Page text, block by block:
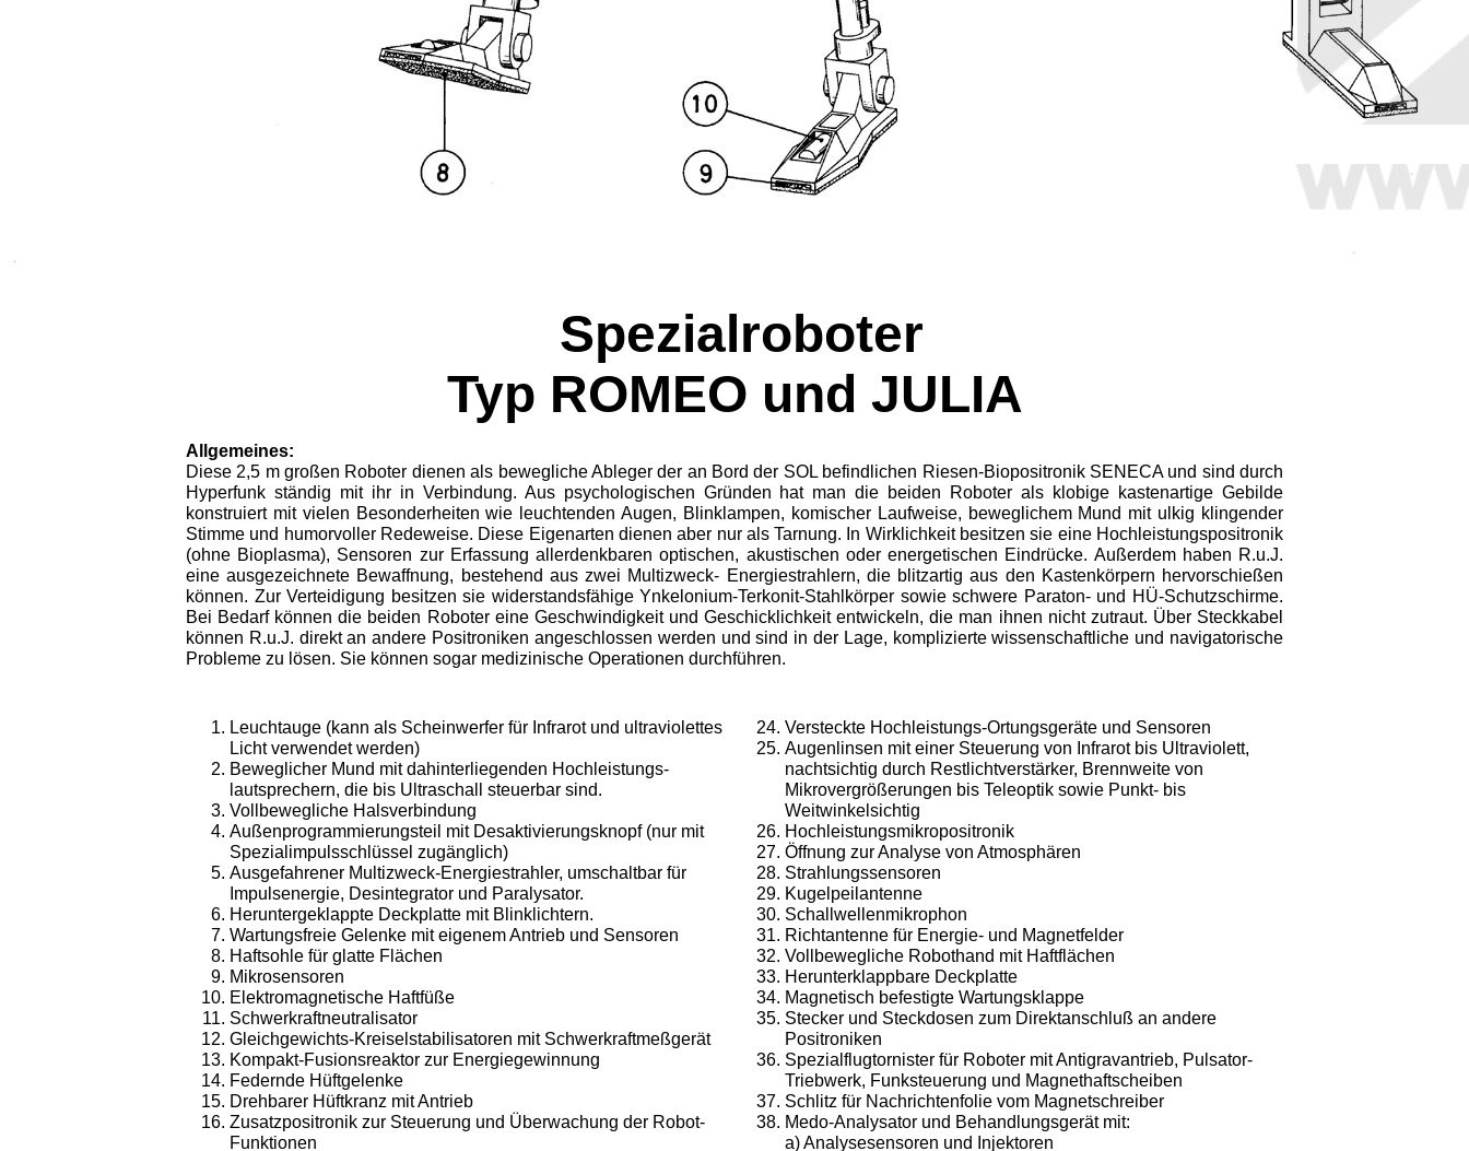
Spezialroboter
Typ ROMEO und JULIA
Allgemeines:
Diese 2,5 m großen Roboter dienen als bewegliche Ableger der an Bord der SOL befindlichen Riesen-Biopositronik SENECA und sind durch
Hyperfunk ständig mit ihr in Ver­bindung. Aus psychologischen Gründen hat man die beiden Roboter als klobige kastenartige Gebilde
konstruiert mit vielen Besonderheiten wie leuchtenden Augen, Blinklampen, komischer Laufweise, beweglichem Mund mit ulkig klingen­der
Stimme und humorvoller Redeweise. Diese Eigenarten dienen aber nur als Tarnung. In Wirklichkeit besitzen sie eine Hochleistungspositronik
(ohne Bioplasma), Sensoren zur Erfassung allerdenkbaren optischen, akustischen oder ener­getischen Eindrücke. Außerdem haben R.u.J.
eine ausge­zeichnete Bewaffnung, bestehend aus zwei Multizweck- Energiestrahlern, die blitzartig aus den Kastenkörpern her­vorschießen
können. Zur Verteidigung besitzen sie wider­standsfähige Ynkelonium-Terkonit-Stahlkörper sowie schwe­re Paraton- und HÜ-Schutzschirme.
Bei Bedarf können die beiden Roboter eine Geschwindigkeit und Geschicklichkeit entwickeln, die man ihnen nicht zutraut. Über Steckkabel
können R.u.J. direkt an andere Positroniken angeschlossen werden und sind in der Lage, komplizierte wissenschaftliche und navigatorische
Probleme zu lösen. Sie können sogar medizinische Operationen durchführen.
Leuchtauge (kann als Scheinwerfer für Infrarot und ultra­violettes
Licht verwendet werden)
Beweglicher Mund mit dahinterliegenden Hochleistungs­
lautsprechern, die bis Ultraschall steuerbar sind.
Vollbewegliche Halsverbindung
Außenprogrammierungsteil mit Desaktivierungsknopf (nur mit
Spezialimpulsschlüssel zugänglich)
Ausgefahrener Multizweck-Energiestrahler, umschaltbar für
Impulsenergie, Desintegrator und Paralysator.
Heruntergeklappte Deckplatte mit Blinklichtern.
Wartungsfreie Gelenke mit eigenem Antrieb und Sen­soren
Haftsohle für glatte Flächen
Mikrosensoren
Elektromagnetische Haftfüße
Schwerkraftneutralisator
Gleichgewichts-Kreiselstabilisatoren mit Schwerkraft­meßgerät
Kompakt-Fusionsreaktor zur Energiegewinnung
Federnde Hüftgelenke
Drehbarer Hüftkranz mit Antrieb
Zusatzpositronik zur Steuerung und Überwachung der Robot-
Funktionen
Versteckte Hochleistungs-Ortungsgeräte und Sensoren
Augenlinsen mit einer Steuerung von Infrarot bis Ultra­violett,
nachtsichtig durch Restlichtverstärker, Brenn­weite von
Mikrovergrößerungen bis Teleoptik sowie Punkt- bis
Weitwinkelsichtig
Hochleistungsmikropositronik
Öffnung zur Analyse von Atmosphären
Strahlungssensoren
Kugelpeilantenne
Schallwellenmikrophon
Richtantenne für Energie- und Magnetfelder
Vollbewegliche Robothand mit Haftflächen
Herunterklappbare Deckplatte
Magnetisch befestigte Wartungsklappe
Stecker und Steckdosen zum Direktanschluß an andere
Positroniken
Spezialflugtornister für Roboter mit Antigravantrieb, Pul­sator-
Triebwerk, Funksteuerung und Magnethaftschei­ben
Schlitz für Nachrichtenfolie vom Magnetschreiber
Medo-Analysator und Behandlungsgerät mit:
a) Analysesensoren und Injektoren